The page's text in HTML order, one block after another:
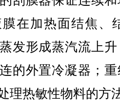
在加热面结焦、
发形成蒸汽流上
的外置冷凝器；
理热敏性物料的方